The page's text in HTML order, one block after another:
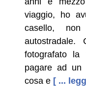
viaggio, ho
casello,
fotografato
pagare ad un
cosa e [ ...